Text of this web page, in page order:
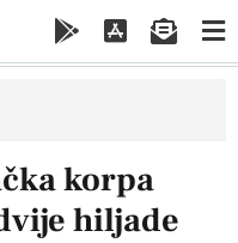
korpa
hiljade